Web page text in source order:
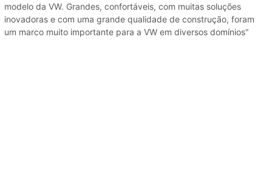
modelo da VW. Grandes, confortáveis, com muitas soluções
inovadoras e com uma grande qualidade de construção, foram
um marco muito importante para a VW em diversos domínios"